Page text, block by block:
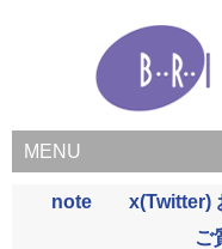
MENU
note x(Twitter)
ご